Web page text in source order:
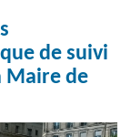
de suivi
Maire de